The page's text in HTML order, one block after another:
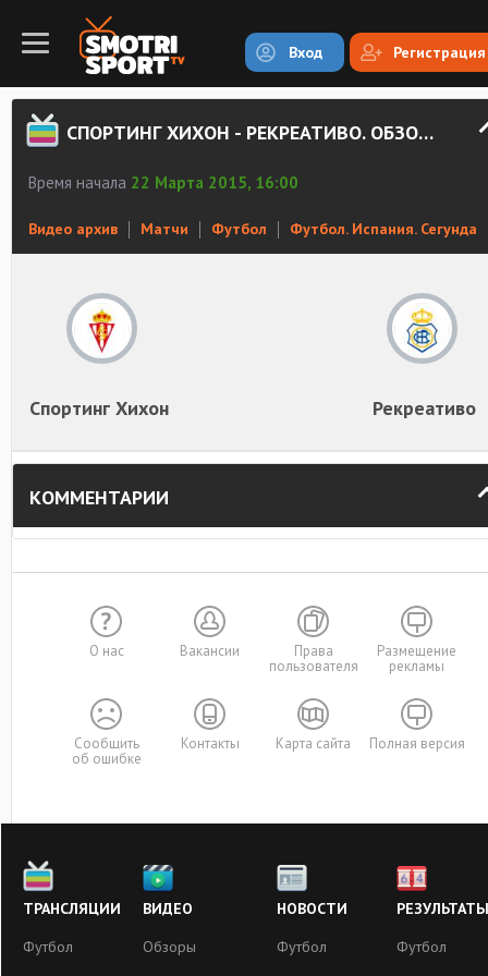
Вход Регистрация
СПОРТИНГ ХИХОН - РЕКРЕАТИВО. ОБЗОР МАТЧА
Время начала 22 Марта 2015, 16:00
Видео архив Матчи Футбол Футбол. Испания. Сегунда
Спортинг Хихон Рекреативо
КОММЕНТАРИИ
О нас Вакансии
Права
пользователя
Размещение
рекламы
Сообщить
об ошибке
Контакты Карта сайта Полная версия
ТРАНСЛЯЦИИ
Футбол
ВИДЕО
Обзоры
НОВОСТИ
Футбол
РЕЗУЛЬТАТЫ
Футбол